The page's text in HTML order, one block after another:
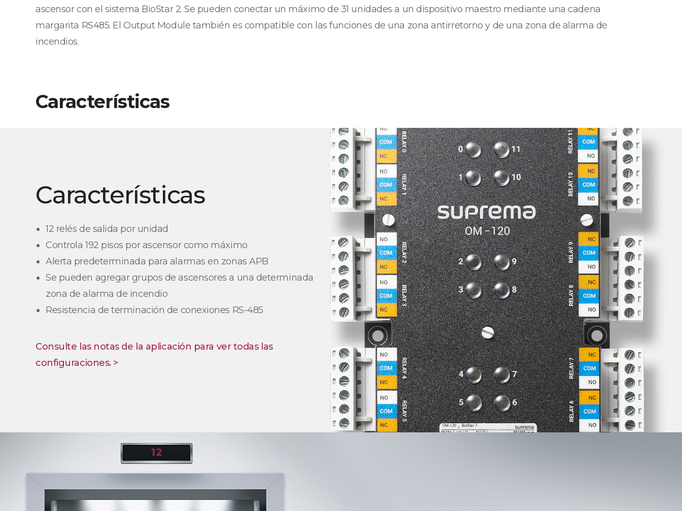
ascensor con el sistema BioStar 2. Se pueden conectar un máximo de 31 unidades a un dispositivo maestro mediante una cadena
margarita RS485. El Output Module también es compatible con las funciones de una zona antirretorno y de una zona de alarma de
incendios.
Características
Características
12 relés de salida por unidad
Controla 192 pisos por ascensor como máximo
Alerta predeterminada para alarmas en zonas APB
Se pueden agregar grupos de ascensores a una determinada
zona de alarma de incendio
Resistencia de terminación de conexiones RS-485
Consulte las notas de la aplicación para ver todas las
configuraciones. >